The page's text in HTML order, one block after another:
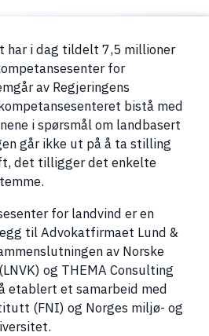
har i dag tildelt 7,5 millioner
for
av Regjeringens
bistå med
i spørsmål om landbasert
går ikke ut på å ta stilling
det tilligger det enkelte
for landvind er en
til Advokatfirmaet Lund &
av Norske
og THEMA Consulting
etablert et samarbeid med
(FNI) og Norges miljø- og